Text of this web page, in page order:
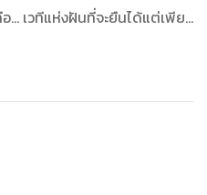
เวทีแห่งฝันที่จะยืนได้แต่เพียง